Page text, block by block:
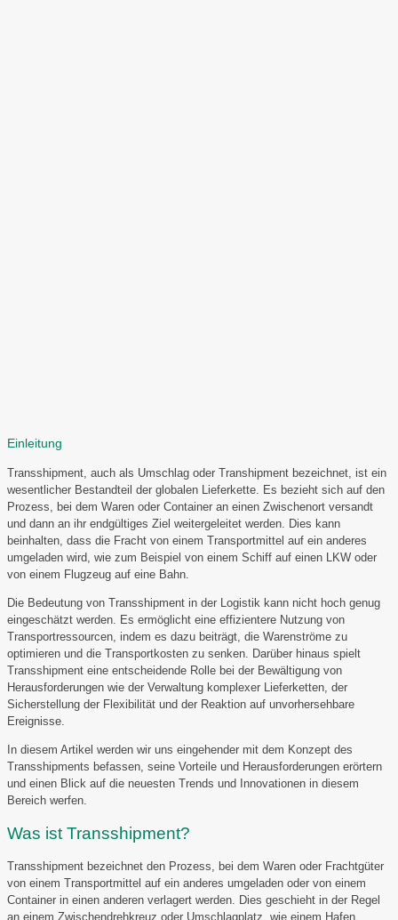
Einleitung
Transshipment, auch als Umschlag oder Transhipment bezeichnet, ist ein
wesentlicher Bestandteil der globalen Lieferkette. Es bezieht sich auf den
Prozess, bei dem Waren oder Container an einen Zwischenort versandt
und dann an ihr endgültiges Ziel weitergeleitet werden. Dies kann
beinhalten, dass die Fracht von einem Transportmittel auf ein anderes
umgeladen wird, wie zum Beispiel von einem Schiff auf einen LKW oder
von einem Flugzeug auf eine Bahn.
Die Bedeutung von Transshipment in der Logistik kann nicht hoch genug
eingeschätzt werden. Es ermöglicht eine effizientere Nutzung von
Transportressourcen, indem es dazu beiträgt, die Warenströme zu
optimieren und die Transportkosten zu senken. Darüber hinaus spielt
Transshipment eine entscheidende Rolle bei der Bewältigung von
Herausforderungen wie der Verwaltung komplexer Lieferketten, der
Sicherstellung der Flexibilität und der Reaktion auf unvorhersehbare
Ereignisse.
In diesem Artikel werden wir uns eingehender mit dem Konzept des
Transshipments befassen, seine Vorteile und Herausforderungen erörtern
und einen Blick auf die neuesten Trends und Innovationen in diesem
Bereich werfen.
Was ist Transshipment?
Transshipment bezeichnet den Prozess, bei dem Waren oder Frachtgüter
von einem Transportmittel auf ein anderes umgeladen oder von einem
Container in einen anderen verlagert werden. Dies geschieht in der Regel
an einem Zwischendrehkreuz oder Umschlagplatz, wie einem Hafen,